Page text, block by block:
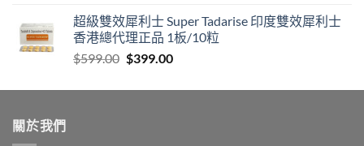
超級雙效犀利士 Super Tadarise 印度雙效犀利士
香港總代理正品 1板/10粒
$599.00 Original
was:
$399.00Current
is:
關於我們